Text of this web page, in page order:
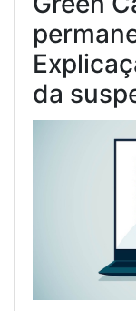
da